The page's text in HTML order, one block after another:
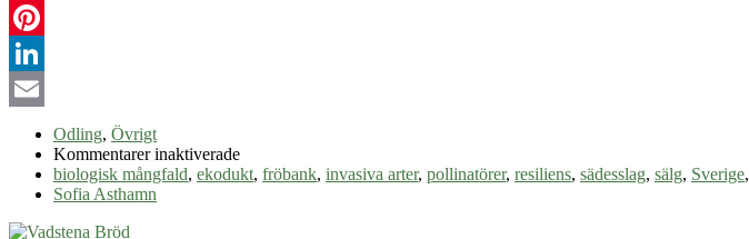
Twitter
Pinterest
LinkedIn
Odling, Övrigt
Kommentarer inaktiveradeför
Biologisk
biologisk mångfald, ekodukt, fröbank, invasiva arter, pollinatörer, resiliens, sädesslag, sälg, Sverige,
Sofia Asthamn